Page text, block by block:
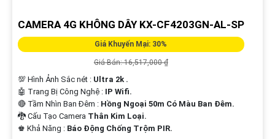
CAMERA 4G KHÔNG DÂY KX-CF4203GN-AL-SP
Giá Khuyến Mại: 30%
Giá Bán: 16,517,000 ₫
💯 Hình Ảnh Sắc nét : Ultra 2k .
🤖️ Trang Bị Công Nghệ : IP Wifi.
🔴 Tầm Nhìn Ban Đêm : Hồng Ngoại 50m Có Màu Ban Đêm.
🐉️ Cấu Tạo Camera Thân Kim Loại.
️♚ Khả Năng : Báo Động Chống Trộm PIR.